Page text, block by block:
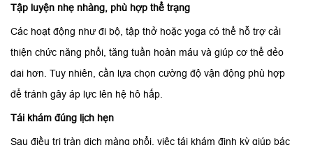
Tập luyện nhẹ nhàng, phù hợp thể trạng
Các hoạt động như đi bộ, tập thở hoặc yoga có thể hỗ trợ cải
thiện chức năng phổi, tăng tuần hoàn máu và giúp cơ thể dẻo
dai hơn. Tuy nhiên, cần lựa chọn cường độ vận động phù hợp
để tránh gây áp lực lên hệ hô hấp.
Tái khám đúng lịch hẹn
Sau điều trị tràn dịch màng phổi, việc tái khám định kỳ giúp bác